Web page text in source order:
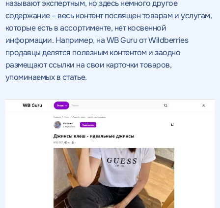
называют экспертным, но здесь немного другое
содержание – весь контент посвящен товарам и услугам,
которые есть в ассортименте, нет косвенной
информации. Например, на WB Guru от Wildberries
продавцы делятся полезным контентом и заодно
размещают ссылки на свои карточки товаров,
упоминаемых в статье.